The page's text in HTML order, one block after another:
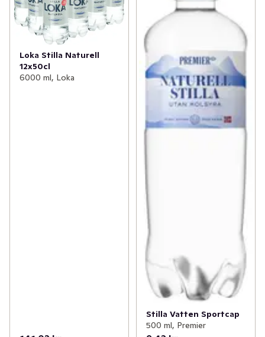
Loka Stilla Naturell
12x50cl
6000 ml, Loka
Stilla Vatten Sportcap
500 ml, Premier